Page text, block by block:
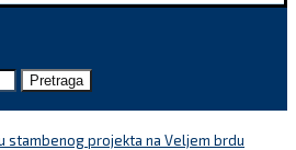
Pretraga
stambenog projekta na Veljem brdu